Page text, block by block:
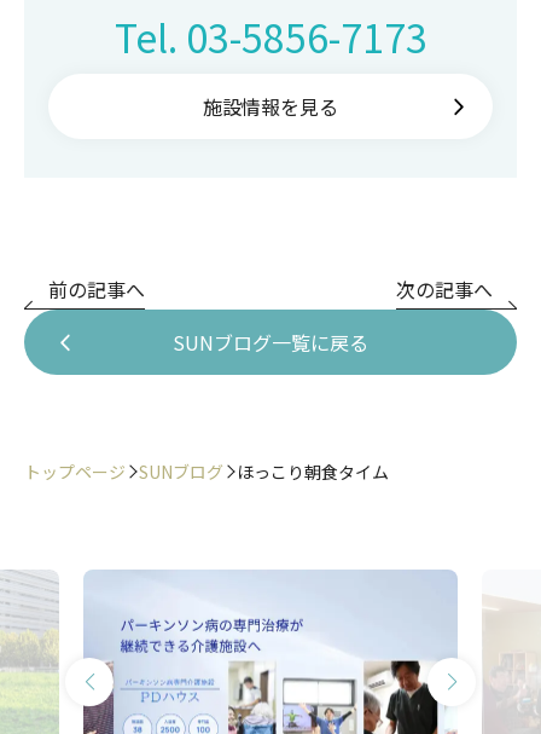
Tel. 03-5856-7173
施設情報を見る
前の記事へ
SUNブログ一覧に戻る
次の記事へ
トップページ SUNブログ ほっこり朝食タイム